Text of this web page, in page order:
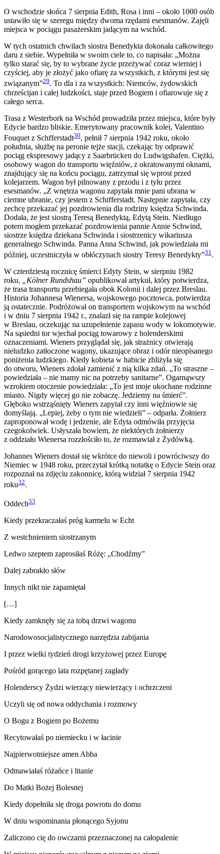
O wschodzie słońca 7 sierpnia Edith, Rosa i inni – około 1000 osób
ustawiło się w szeregu między dwoma rzędami esesmanów. Zajęli
miejsca w pociągu pasażerskim jadącym na wschód.
W tych ostatnich chwilach siostra Benedykta dokonała całkowitego
daru z siebie. Wypełniła w swoim ciele to, co napisała: „Można
tylko starać się, by to wybrane życie przeżywać coraz wierniej i
czyściej, aby je złożyć jako ofiarę za wszystkich, z którymi jest się
związanym”29. To dla i za wszystkich: Niemców, żydowskich
chrześcijan i całej ludzkości, staje przed Bogiem i ofiarowuje się z
całego serca.
Trasa z Westerbork na Wschód prowadziła przez miejsca, które były
Edycie bardzo bliskie. Emerytowany pracownik kolei, Valentino
Fouquet z Schfferstadt30, pełnił 7 sierpnia 1942 roku, około
południa, służbę na peronie tejże stacji, czekając by odprawić
pociąg ekspresowy jadący z Saarbrücken do Ludwigshafen. Ciężki,
osobowy wagon do transportu więźniów, z okratowanymi oknami,
znajdujący się na końcu pociągu, zatrzymał się wprost przed
kolejarzem. Wagon był pilnowany z przodu i z tyłu przez
esesmanów. „Z wnętrza wagonu zapytała mnie pani ubrana w
ciemne ubranie, czy jestem z Schifferstadt. Następnie zapytała, czy
zechcę przekazać jej pozdrowienia dla rodziny księdza Schwinda.
Dodała, że jest siostrą Teresą Benedyktą, Edytą Stein. Niedługo
potem mogłem przekazać pozdrowienia pannie Annie Schwind,
siostrze księdza dziekana Schwinda i siostrzenicy wikariusza
generalnego Schwinda. Panna Anna Schwind, jak powiedziała mi
później, uczestniczyła w obłóczynach siostry Teresy Benedykty”31.
W czterdziestą rocznicę śmierci Edyty Stein, w sierpniu 1982
roku,
„Kölner Rundshau” opublikował artykuł, który potwierdza,
że trasa transportu przebiegała obok Kolonii i dalej przez Breslau.
Historia Johannesa Wienersa, wojskowego pocztowca, potwierdza
ją ostatecznie. Podróżował on transportem wojskowym na wschód
i w dniu 7 sierpnia 1942 r., znalazł się na rampie kolejowej
w Breslau, oczekując na uzupełnienie zapasu wody w lokomotywie.
Na sąsiedni tor wjechał pociąg towarowy z holenderskimi
oznaczeniami. Wieners przyglądał się, jak strażnicy otwierają
nieludzko zatłoczone wagony, ukazujące obraz i odór nieopisanego
poniżenia ludzkiego. Kiedy kobieta w habicie zbliżyła się
do otworu, Wieners zdołał zamienić z nią kilka zdań. „To straszne –
powiedziała – nie mamy nic na potrzeby sanitarne”. Ogarnąwszy
wzrokiem otoczenie powiedziała: „To jest moje ukochane rodzinne
miasto. Nigdy więcej go nie zobaczę. Jedziemy na śmierć”.
Głęboko wstrząśnięty Wieners zapytał czy inni więźniowie się
domyślają. „Lepiej, żeby o tym nie wiedzieli” – odparła. Żołnierz
zaproponował wodę i jedzenie, ale Edyta odmówiła przyjęcia
czegokolwiek. Usłyszała bowiem, że niektórych żołnierzy
z oddziału Wienersa rozzłościło to, że rozmawiał z Żydówką.
Johannes Wieners dostał się wkrótce do niewoli i powróciwszy do
Niemiec w 1948 roku, przeczytał krótką notatkę o Edycie Stein oraz
rozpoznał na zdjęciu zakonnicę, którą widział 7 sierpnia 1942
roku32.
Oddech33
Kiedy przekraczałaś próg karmelu w Echt
Z westchnieniem siostrzanym
Ledwo szeptem zaprosiłaś Różę: „Chodźmy”
Dalej zabrakło słów
Innych nikt nie zapamiętał
[…]
Kiedy zamknęły się za tobą drzwi wagonu
Narodowosocjalistycznego narzędzia zabijania
I przez wielki tydzień drogi krzyżowej przez Europę
Pośród gorącego lata rozpętanej zagłady
Holenderscy Żydzi wierzący niewierzący i ochrzczeni
Uczyli się od nowa oddychania i rozmowy
O Bogu z Bogiem po Bożemu
Recytowałaś po niemiecku i w łacinie
Najpierwotniejsze amen Abba
Odmawiałaś różańce i litanie
Do Matki Bożej Bolesnej
Kiedy dopełniła się droga powrotu do domu
W dniu wspominania płonącego Syjonu
Zaliczono cię do owczarni przeznaczonej na całopalenie